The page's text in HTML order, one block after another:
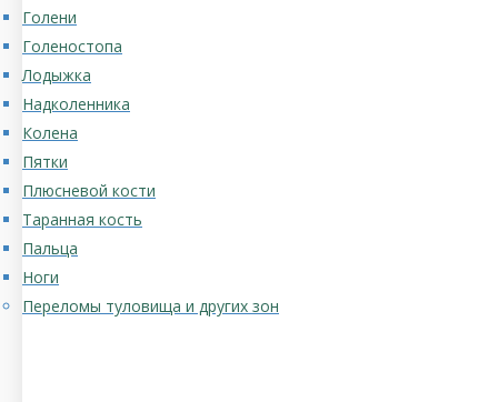
Голени
Голеностопа
Лодыжка
Надколенника
Колена
Пятки
Плюсневой кости
Таранная кость
Пальца
Ноги
Переломы туловища и других зон